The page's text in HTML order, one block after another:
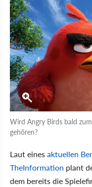
Wird Angry Birds bald
gehören?
Laut einesaktuellen
TheInformation plant
dem bereits die